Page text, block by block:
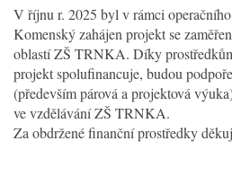
V říjnu r. 2025 byl v rámci
Komenský zahájen projekt se
oblastí ZŠ TRNKA. Díky
projekt spolufinancuje, budou
(především párová a projektová
ve vzdělávání ZŠ TRNKA.
Za obdržené finanční prostředky